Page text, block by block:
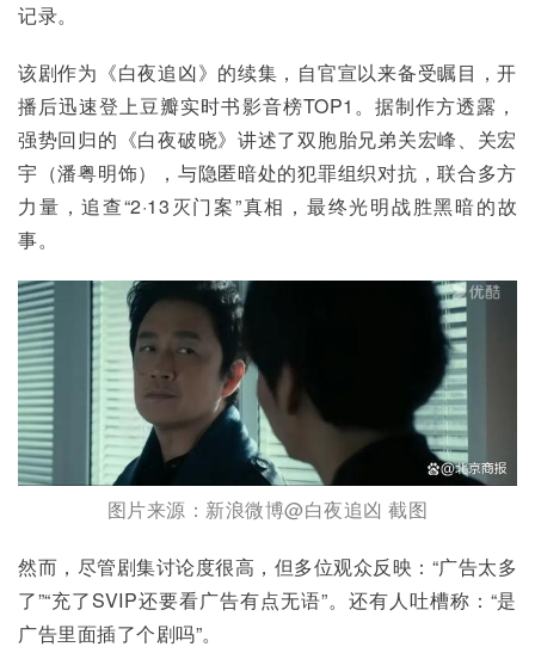
记录。
该剧作为《白夜追凶》的续集，自官宣以来备受瞩目，开
播后迅速登上豆瓣实时书影音榜TOP1。据制作方透露，
强势回归的《白夜破晓》讲述了双胞胎兄弟关宏峰、关宏
宇（潘粤明饰），与隐匿暗处的犯罪组织对抗，联合多方
力量，追查“2·13灭门案”真相，最终光明战胜黑暗的故
事。
图片来源：新浪微博@白夜追凶 截图
然而，尽管剧集讨论度很高，但多位观众反映：“广告太多
了”“充了SVIP还要看广告有点无语”。还有人吐槽称：“是
广告里面插了个剧吗”。